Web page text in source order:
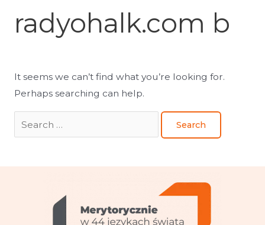
radyohalk.com b
It seems we can’t find what you’re looking for.
Perhaps searching can help.